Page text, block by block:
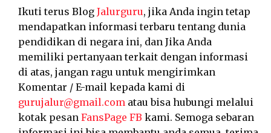
Ikuti terus Blog Jalurguru, jika Anda ingin tetap
mendapatkan informasi terbaru tentang dunia
pendidikan di negara ini, dan Jika Anda
memiliki pertanyaan terkait dengan informasi
di atas, jangan ragu untuk mengirimkan
Komentar / E-mail kepada kami di
gurujalur@gmail.com atau bisa hubungi melalui
kotak pesan FansPage FB kami. Semoga sebaran